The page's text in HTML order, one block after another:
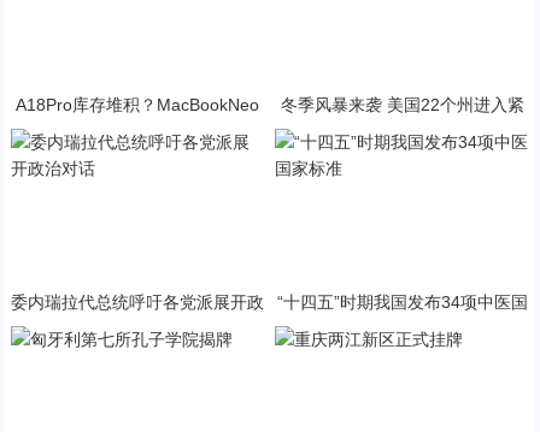
A18Pro库存堆积？MacBookNeo
冬季风暴来袭 美国22个州进入紧
委内瑞拉代总统呼吁各党派展开政
治对话
“十四五”时期我国发布34项中医国
家标准